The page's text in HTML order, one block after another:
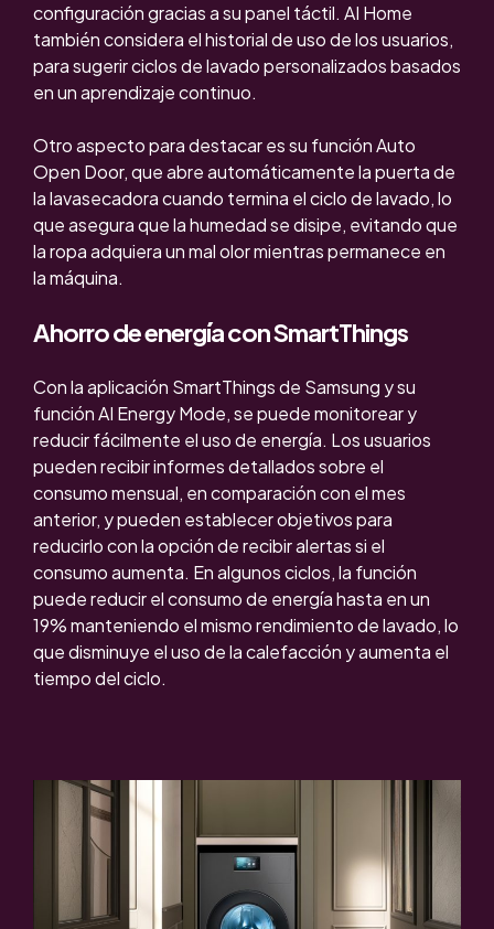
configuración gracias a su panel táctil. AI Home
también considera el historial de uso de los usuarios,
para sugerir ciclos de lavado personalizados basados
en un aprendizaje continuo.
Otro aspecto para destacar es su función Auto
Open Door, que abre automáticamente la puerta de
la lavasecadora cuando termina el ciclo de lavado, lo
que asegura que la humedad se disipe, evitando que
la ropa adquiera un mal olor mientras permanece en
la máquina.
Ahorro de energía con SmartThings
Con la aplicación SmartThings de Samsung y su
función AI Energy Mode, se puede monitorear y
reducir fácilmente el uso de energía. Los usuarios
pueden recibir informes detallados sobre el
consumo mensual, en comparación con el mes
anterior, y pueden establecer objetivos para
reducirlo con la opción de recibir alertas si el
consumo aumenta. Enalgunos ciclos, la función
puede reducir el consumo de energía hasta en un
19% manteniendo el mismo rendimiento de lavado, lo
que disminuye el uso de la calefacción y aumenta el
tiempo delciclo.